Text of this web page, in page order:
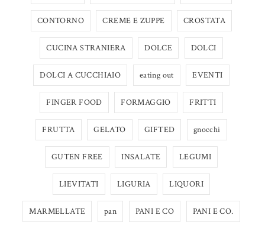
CONTORNO CREME E ZUPPE CROSTATA
CUCINA STRANIERA DOLCE DOLCI
DOLCI A CUCCHIAIO eating out EVENTI
FINGER FOOD FORMAGGIO FRITTI
FRUTTA GELATO GIFTED gnocchi
GUTEN FREE INSALATE LEGUMI
LIEVITATI LIGURIA LIQUORI
MARMELLATE pan PANI E CO PANI E CO.